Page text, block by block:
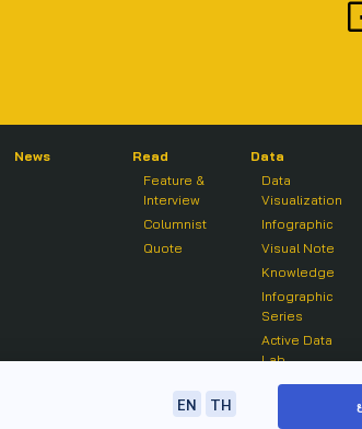
News
Read
Feature &
Interview
Columnist
Quote
Data
Data
Visualization
Infographic
Visual Note
Knowledge
Infographic
Series
Active Data
Lab
EN TH